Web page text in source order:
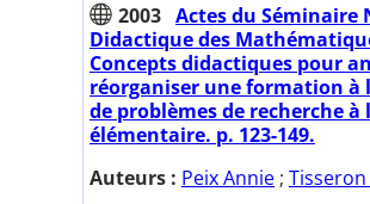
2003 Actes du Séminaire
Didactique des
Concepts didactiques pour
réorganiser une formation à
de problèmes de recherche à
élémentaire. p. 123-149.
Auteurs : Peix Annie ;